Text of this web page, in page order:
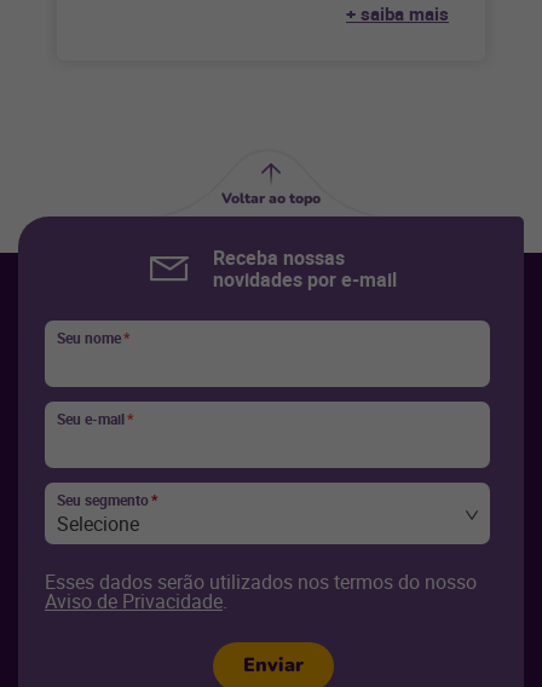
+ saiba mais
Voltar ao topo
Receba nossas
novidades por e-mail
Seu nome*
Seu e-mail*
Seu segmento*
Selecione
Esses dados serão utilizados nos termos do nosso
Aviso de Privacidade.
Enviar